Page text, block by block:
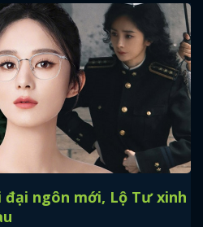
đại ngôn mới, Lộ Tư xinh